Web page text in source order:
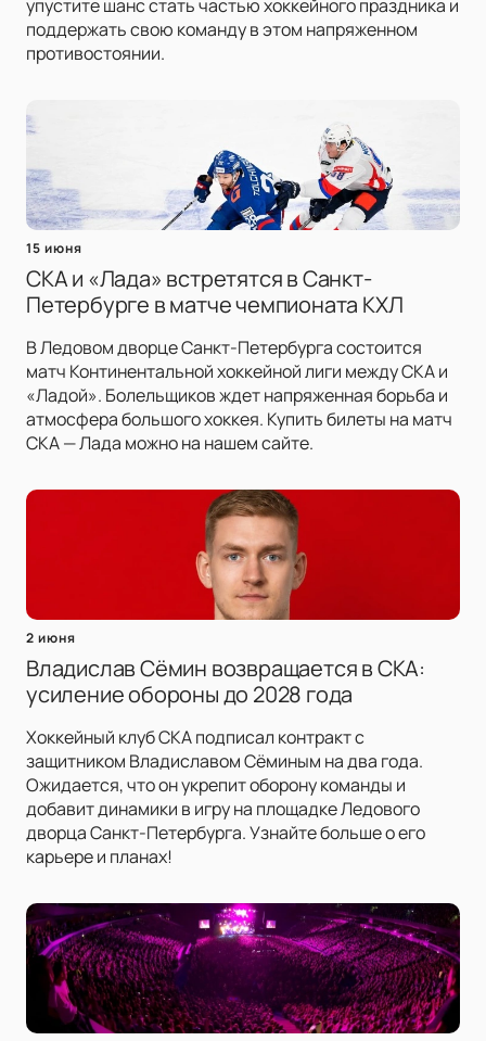
упустите шанс стать частью хоккейного праздника и
поддержать свою команду в этом напряженном
противостоянии.
15 июня
СКА и «Лада» встретятся в Санкт-
Петербурге в матче чемпионата КХЛ
В Ледовом дворце Санкт-Петербурга состоится
матч Континентальной хоккейной лиги между СКА и
«Ладой». Болельщиков ждет напряженная борьба и
атмосфера большого хоккея. Купить билеты на матч
СКА — Лада можно на нашем сайте.
2 июня
Владислав Сёмин возвращается в СКА:
усиление обороны до 2028 года
Хоккейный клуб СКА подписал контракт с
защитником Владиславом Сёминым на два года.
Ожидается, что он укрепит оборону команды и
добавит динамики в игру на площадке Ледового
дворца Санкт-Петербурга. Узнайте больше о его
карьере и планах!